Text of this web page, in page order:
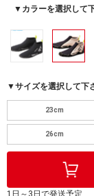
▼カラーを選択して
▼サイズを選択して下
23cm
26cm
1日～3日で発送予定